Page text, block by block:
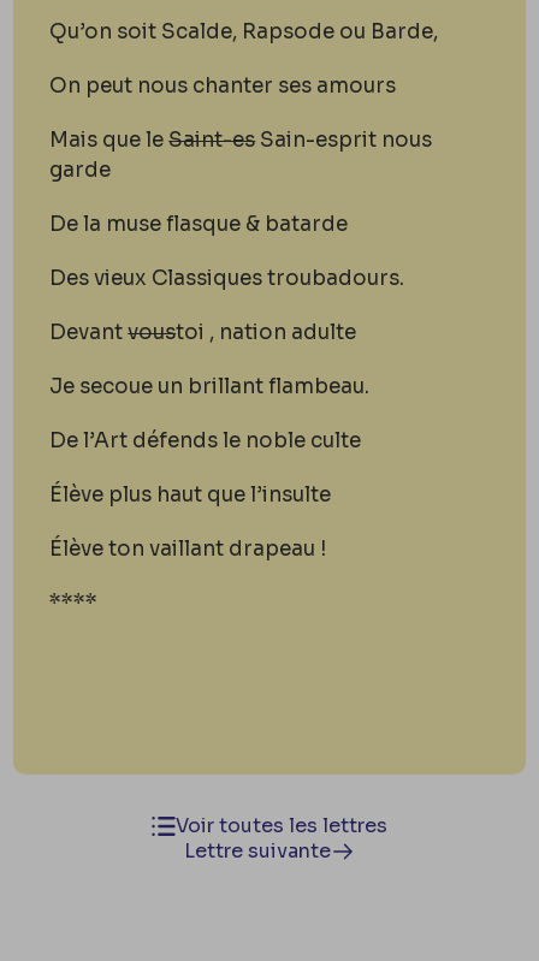
Qu’on soit Scalde, Rapsode ou Barde,
On peut nous chanter ses amours
Mais que leSaint-esSain-esprit nous
garde
De la muse flasque & batarde
Des vieux Classiques troubadours.
Devantvoustoi , nation adulte
Je secoue un brillant flambeau.
De l’Art défends le noble culte
Élève plus haut que l’insulte
Élève ton vaillant drapeau !
****
Voir toutes les lettres
Lettre suivante